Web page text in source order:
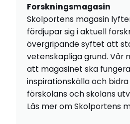
Forskningsmagasin
Skolportens magasin
fördjupar sig i aktuell
övergripande syftet att
vetenskapliga grund. Vår
att magasinet ska
inspirationskälla och
förskolans och skolans
Läs mer om Skolportens